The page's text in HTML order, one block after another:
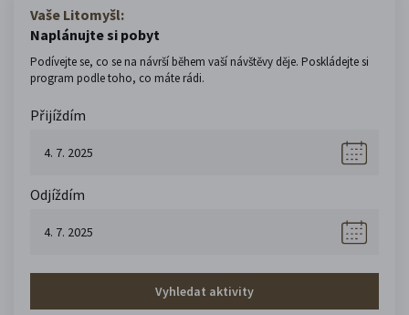
Vaše Litomyšl:
Naplánujte si pobyt
Podívejte se, co se na návrší během vaší návštěvy děje. Poskládejte si
program podle toho, co máte rádi.
Přijíždím
Odjíždím
Vyhledat aktivity